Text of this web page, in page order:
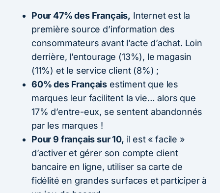
Pour 47% des Français, Internet est la
première source d’information des
consommateurs avant l’acte d’achat. Loin
derrière, l’entourage (13%), le magasin
(11%) et le service client (8%) ;
60% des Français estiment que les
marques leur facilitent la vie… alors que
17% d’entre-eux, se sentent abandonnés
par les marques !
Pour 9 français sur 10, il est « facile »
d’activer et gérer son compte client
bancaire en ligne, utiliser sa carte de
fidélité en grandes surfaces et participer à